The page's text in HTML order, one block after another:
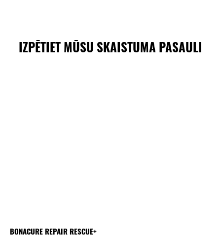
IZPĒTIET MŪSU SKAISTUMA PASAULI
BONACURE REPAIR RESCUE+